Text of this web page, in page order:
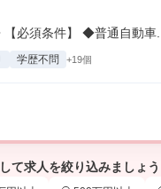
必須条件】 ◆普通自動車...
学歴不問 +19個
て求人を絞り込みましょう